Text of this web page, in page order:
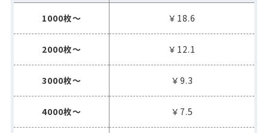
1000枚～ ￥18.6
2000枚～ ￥12.1
3000枚～ ￥9.3
4000枚～ ￥7.5